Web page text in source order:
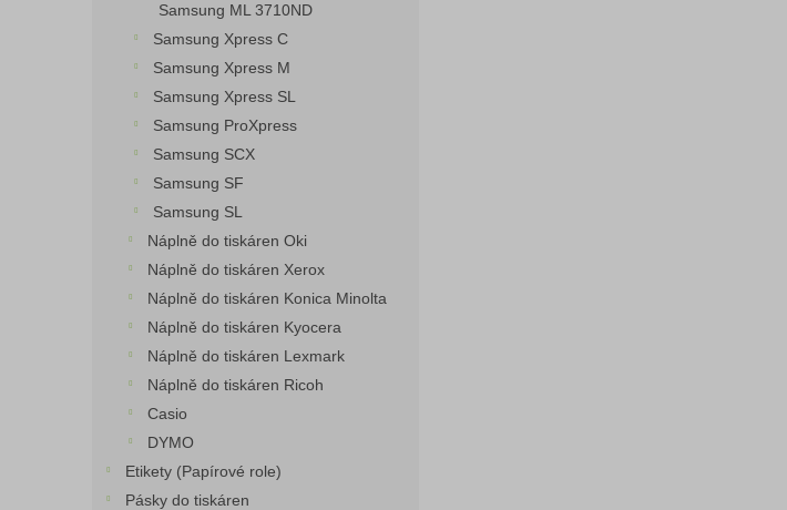
Samsung ML 3710ND
Samsung Xpress C
Samsung Xpress M
Samsung Xpress SL
Samsung ProXpress
Samsung SCX
Samsung SF
Samsung SL
Náplně do tiskáren Oki
Náplně do tiskáren Xerox
Náplně do tiskáren Konica Minolta
Náplně do tiskáren Kyocera
Náplně do tiskáren Lexmark
Náplně do tiskáren Ricoh
Casio
DYMO
Etikety (Papírové role)
Pásky do tiskáren